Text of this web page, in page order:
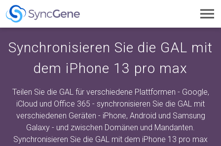
Synchronisieren Sie die GAL mit
dem iPhone 13 pro max
Teilen Sie die GAL für verschiedene Plattformen - Google,
iCloud und Office 365 - synchronisieren Sie die GAL mit
verschiedenen Geräten - iPhone, Android und Samsung
Galaxy - und zwischen Domänen und Mandanten.
Synchronisieren Sie die GAL mit dem iPhone 13 pro max